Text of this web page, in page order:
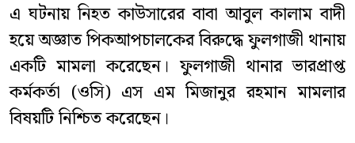
এ ঘটনায় নিহত কাউসারের বাবা আবুল কালাম বাদী
হয়ে অজ্ঞাত পিকআপচালকের বিরুদ্ধে ফুলগাজী থানায়
একটি মামলা করেছেন। ফুলগাজী থানার ভারপ্রাপ্ত
কর্মকর্তা (ওসি) এস এম মিজানুর রহমান মামলার
বিষয়টি নিশ্চিত করেছেন।